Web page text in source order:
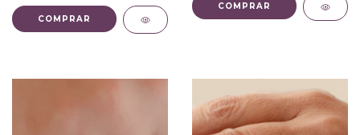
COMPRAR
COMPRAR